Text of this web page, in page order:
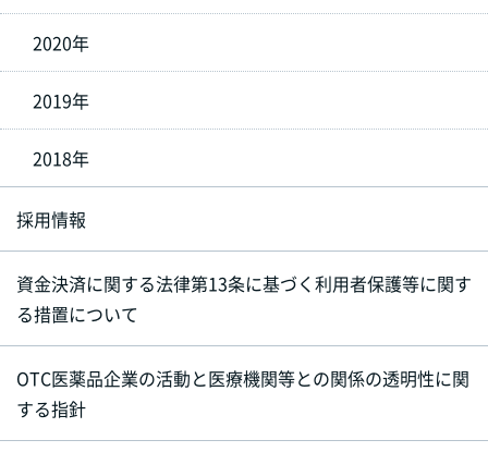
2020年
2019年
2018年
採用情報
資金決済に関する法律第13条に基づく利用者保護等に関す
る措置について
OTC医薬品企業の活動と医療機関等との関係の透明性に関
する指針